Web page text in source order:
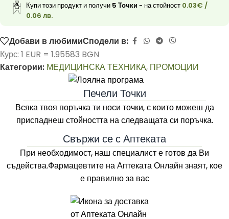
Купи този продукт и получи 5 Точки- на стойност 0.03€ /
0.06 лв.
Добави в любимиСподели в:
Курс: 1 EUR = 1.95583 BGN
Категории: МЕДИЦИНСКА ТЕХНИКА, ПРОМОЦИИ
Печели Точки
Всяка твоя поръчка ти носи точки, с които можеш да
приспаднеш стойността на следващата си поръчка.
Свържи се с Аптеката
При необходимост, наш специалист е готов да Ви
съдейства.Фармацевтите наАптеката Онлайн знаят, кое
е правилно за вас